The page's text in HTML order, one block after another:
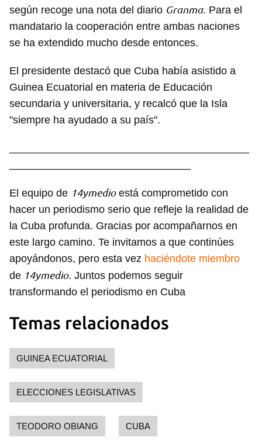
Guardar como favorito
iniciar sesión con tu cuenta de 14ymedio.
según recoge una nota del diario Granma. Para el
mandatario la cooperación entre ambas naciones
se ha extendido mucho desde entonces.
El presidente destacó que Cuba había asistido a
Guinea Ecuatorial en materia de Educación
secundaria y universitaria, y recalcó que la Isla
"siempre ha ayudado a su país".
El equipo de 14ymedioestá comprometido con
hacer un periodismo serio que refleje la realidad de
la Cuba profunda. Gracias por acompañarnos en
este largo camino. Te invitamos a que continúes
apoyándonos, pero esta vez haciéndote miembro
de 14ymedio. Juntos podemos seguir
transformando el periodismo en Cuba
Temas relacionados
GUINEA ECUATORIAL
ELECCIONES LEGISLATIVAS
TEODORO OBIANG CUBA